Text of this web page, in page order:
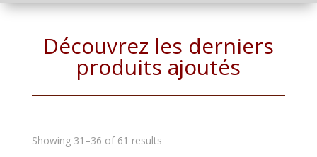
Découvrez les derniers
produits ajoutés
Showing 31–36 of 61 results